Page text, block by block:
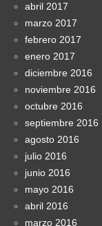
abril 2017
marzo 2017
febrero 2017
enero 2017
diciembre 2016
noviembre 2016
octubre 2016
septiembre 2016
agosto 2016
julio 2016
junio 2016
mayo 2016
abril 2016
marzo 2016